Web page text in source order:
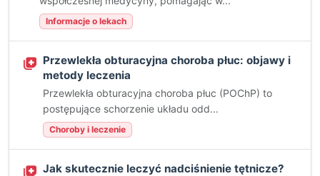
Informacje o lekach
Przewlekła obturacyjna choroba płuc: objawy i
metody leczenia
Przewlekła obturacyjna choroba płuc (POChP) to
postępujące schorzenie układu odd...
Choroby i leczenie
Jak skutecznie leczyć nadciśnienie tętnicze?